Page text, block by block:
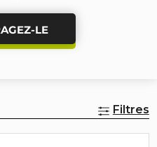
LE
Filtres